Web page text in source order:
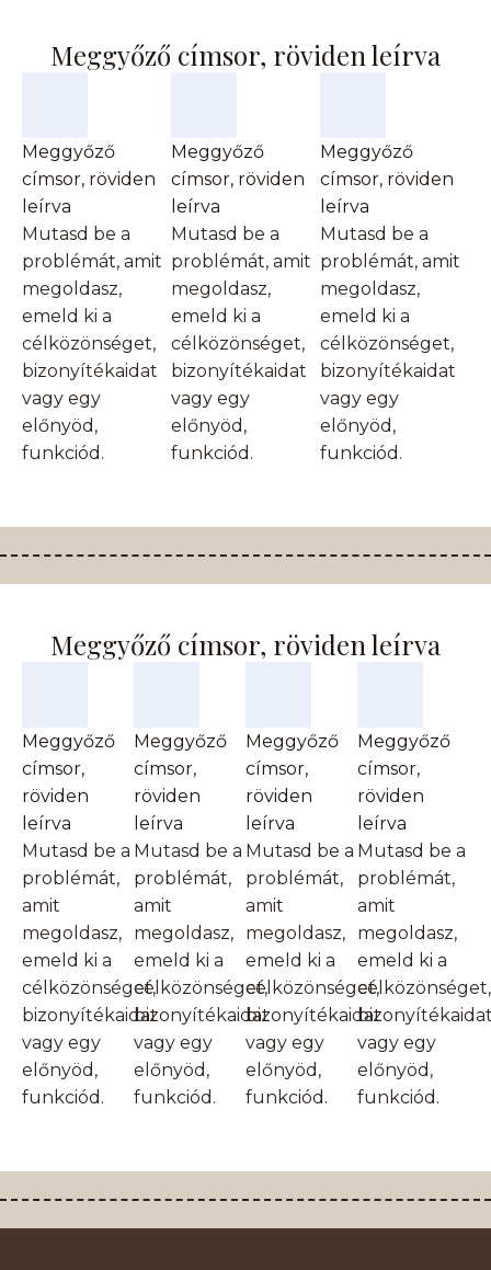
Meggyőző címsor, röviden leírva
Meggyőző
címsor, röviden
leírva
Mutasd be a
problémát, amit
megoldasz,
emeld ki a
célközönséget,
bizonyítékaidat
vagy egy
előnyöd,
funkciód.
Meggyőző
címsor, röviden
leírva
Mutasd be a
problémát, amit
megoldasz,
emeld ki a
célközönséget,
bizonyítékaidat
vagy egy
előnyöd,
funkciód.
Meggyőző
címsor, röviden
leírva
Mutasd be a
problémát, amit
megoldasz,
emeld ki a
célközönséget,
bizonyítékaidat
vagy egy
előnyöd,
funkciód.
Meggyőző címsor, röviden leírva
Meggyőző
címsor,
röviden
leírva
Mutasd be a
problémát,
amit
megoldasz,
emeld ki a
célközönséget,
bizonyítékaidat
vagy egy
előnyöd,
funkciód.
Meggyőző
címsor,
röviden
leírva
Mutasd be a
problémát,
amit
megoldasz,
emeld ki a
célközönséget,
bizonyítékaidat
vagy egy
előnyöd,
funkciód.
Meggyőző
címsor,
röviden
leírva
Mutasd be a
problémát,
amit
megoldasz,
emeld ki a
célközönséget,
bizonyítékaidat
vagy egy
előnyöd,
funkciód.
Meggyőző
címsor,
röviden
leírva
Mutasd be a
problémát,
amit
megoldasz,
emeld ki a
célközönséget,
vagy egy
előnyöd,
funkciód.